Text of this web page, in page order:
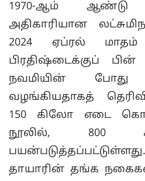
1970-ஆம்
அதிகாரியான
2024 ஏப்ரல்
பிரதிஷ்டைக்குப்
நவமியின்
வழங்கியதாகத்
150 கிலோ எடை
நூலில், 800
தாயாரின் தங்க